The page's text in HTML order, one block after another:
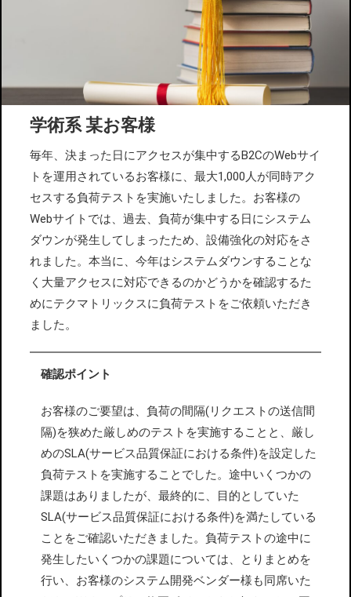
学術系 某お客様
毎年、決まった日にアクセスが集中するB2CのWebサイ
トを運用されているお客様に、最大1,000人が同時アク
セスする負荷テストを実施いたしました。お客様の
Webサイトでは、過去、負荷が集中する日にシステム
ダウンが発生してしまったため、設備強化の対応をさ
れました。本当に、今年はシステムダウンすることな
く大量アクセスに対応できるのかどうかを確認するた
めにテクマトリックスに負荷テストをご依頼いただき
ました。
確認ポイント
お客様のご要望は、負荷の間隔(リクエストの送信間
隔)を狭めた厳しめのテストを実施することと、厳し
めのSLA(サービス品質保証における条件)を設定した
負荷テストを実施することでした。途中いくつかの
課題はありましたが、最終的に、目的としていた
SLA(サービス品質保証における条件)を満たしている
ことをご確認いただきました。負荷テストの途中に
発生したいくつかの課題については、とりまとめを
行い、お客様のシステム開発ベンダー様も同席いた